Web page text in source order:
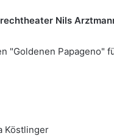
Nils
"Goldenen Papageno"
Köstlinger